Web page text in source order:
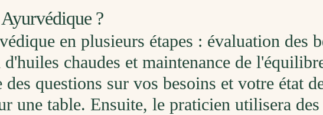
?
en plusieurs étapes : évaluation des
chaudes et maintenance de
questions sur vos besoins et votre état
une table. Ensuite, le praticien utilisera des